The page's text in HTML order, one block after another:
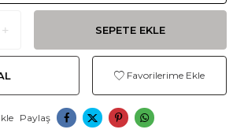
SEPETE EKLE
Favorilerime Ekle
Paylaş